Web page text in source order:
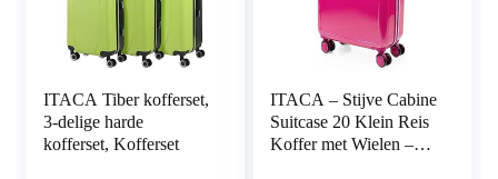
ITACA Tiber kofferset,
3-delige harde
kofferset, Kofferset
ITACA – Stijve Cabine
Suitcase 20 Klein Reis
Koffer met Wielen –